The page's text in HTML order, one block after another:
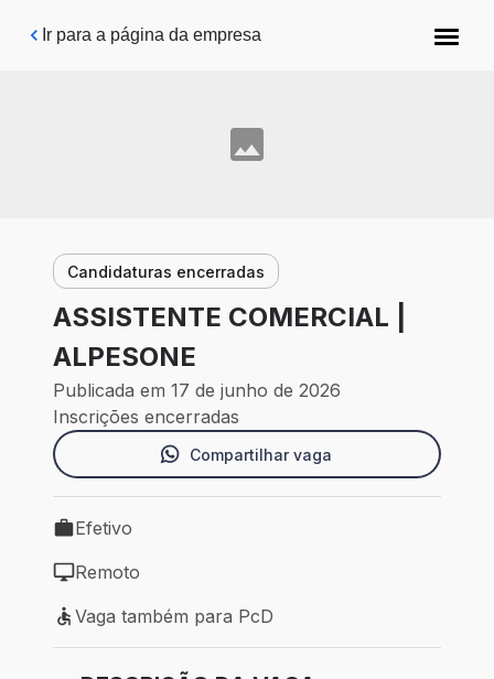
Pular para o conteúdo principal
Ir para a página da empresa
Candidaturas encerradas
ASSISTENTE COMERCIAL |
ALPESONE
Publicada em 17 de junho de 2026
Inscrições encerradas
Compartilhar vaga
Tipo de vaga: Efetivo
Efetivo
Modelo de trabalho: Remoto
Remoto
Vaga também para PcD
Vaga também para PcD
Ir para candidatura